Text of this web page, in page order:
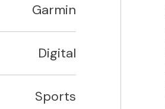
Garmin
Digital
Sports